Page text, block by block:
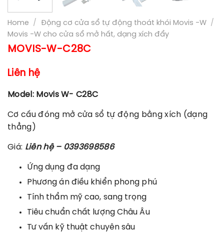
Home / Động cơ cửa sổ tự động thoát khói Movis -W /
Movis -W cho cửa sổ mở hất, dạng xích đẩy
MOVIS-W-C28C
Liên hệ
Model: Movis W- C28C
Cơ cấu đóng mở cửa sổ tự động bằng xích (dạng
thẳng)
Giá: Liên hệ – 0393698586
Ứng dụng đa dạng
Phương án điều khiển phong phú
Tính thẩm mỹ cao, sang trọng
Tiêu chuẩn chất lượng Châu Âu
Tư vấn kỹ thuật chuyên sâu